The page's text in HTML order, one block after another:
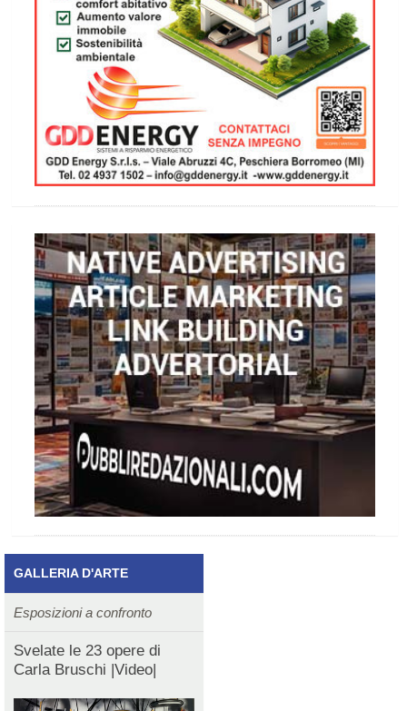
GALLERIA D'ARTE
Esposizioni a confronto
Svelate le 23 opere di
Carla Bruschi |Video|